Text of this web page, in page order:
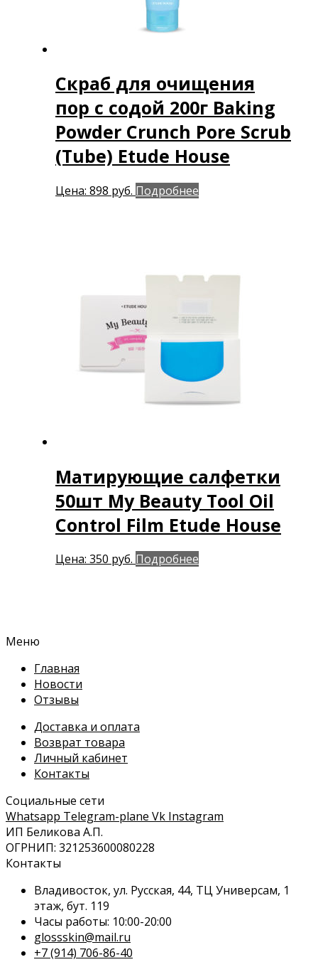
Скраб для очищения
пор с содой 200г Baking
Powder Crunch Pore Scrub
(Tube) Etude House
Цена: 898 руб. Подробнее
Матирующие салфетки
50шт My Beauty Tool Oil
Control Film Etude House
Цена: 350 руб. Подробнее
Меню
Главная
Новости
Отзывы
Доставка и оплата
Возврат товара
Личный кабинет
Контакты
Социальные сети
Whatsapp Telegram-plane Vk Instagram
ИП Беликова А.П.
ОГРНИП: 321253600080228
Контакты
Владивосток, ул. Русская, 44, ТЦ Универсам, 1
этаж, бут. 119
Часы работы: 10:00-20:00
glossskin@mail.ru
+7 (914) 706-86-40